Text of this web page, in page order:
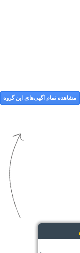
مشاهده تمام آگهی‌های این گروه